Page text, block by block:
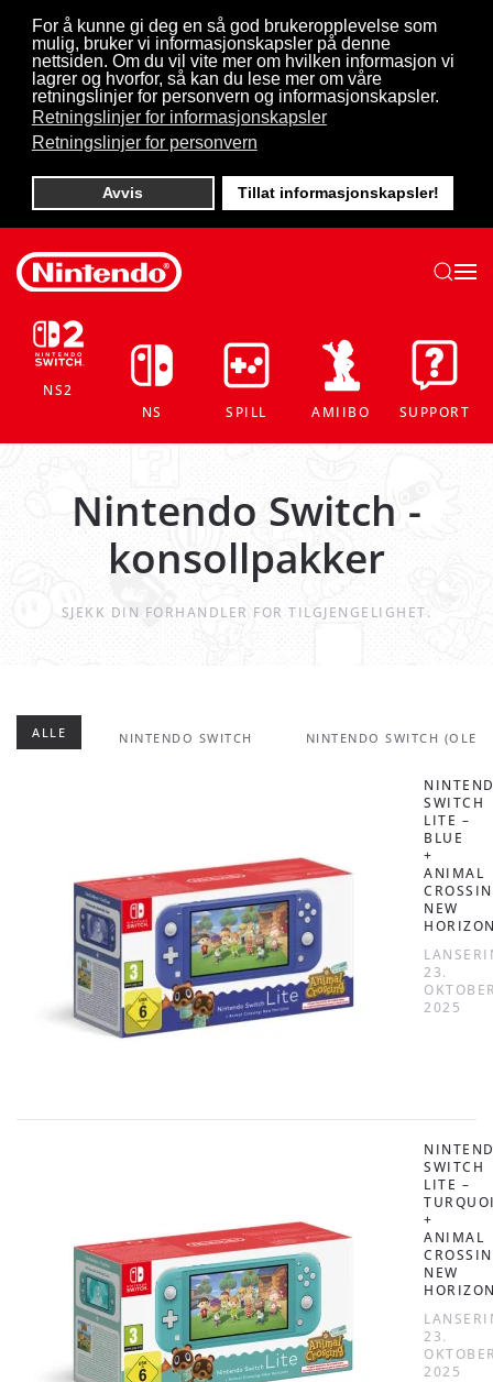
For å kunne gi deg en så god brukeropplevelse som
mulig, bruker vi informasjonskapsler på denne
nettsiden. Om du vil vite mer om hvilken informasjon vi
lagrer og hvorfor, så kan du lese mer om våre
retningslinjer for personvern og informasjonskapsler.
Retningslinjer for informasjonskapsler
Retningslinjer for personvern
Avvis Tillat informasjonskapsler!
Skip to main content
NS2
NS
SPILL AMIIBO SUPPORT
Nintendo Switch -
konsollpakker
SJEKK DIN FORHANDLER FOR TILGJENGELIGHET.
ALLE NINTENDO SWITCH NINTENDO SWITCH (OLED
SWITCH
LITE –
BLUE
+
ANIMAL
NEW
23.
2025
SWITCH
LITE –
+
ANIMAL
NEW
23.
2025